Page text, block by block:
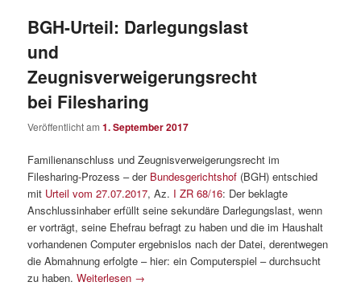
BGH-Urteil: Darlegungslast
und
Zeugnisverweigerungsrecht
bei Filesharing
Veröffentlicht am1. September 2017
Familienanschluss und Zeugnisverweigerungsrecht im
Filesharing-Prozess – der Bundesgerichtshof (BGH) entschied
mit Urteil vom 27.07.2017, Az. I ZR 68/16: Der beklagte
Anschlussinhaber erfüllt seine sekundäre Darlegungslast, wenn
er vorträgt, seine Ehefrau befragt zu haben und die im Haushalt
vorhandenen Computer ergebnislos nach der Datei, derentwegen
die Abmahnung erfolgte – hier: ein Computerspiel – durchsucht
zu haben.Weiterlesen →